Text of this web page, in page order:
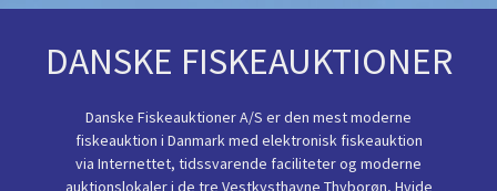
DANSKE FISKEAUKTIONER
Danske Fiskeauktioner A/S er den mest moderne
fiskeauktion i Danmark med elektronisk fiskeauktion
via Internettet, tidssvarende faciliteter og moderne
auktionslokaler i de tre Vestkysthavne Thyborøn, Hvide